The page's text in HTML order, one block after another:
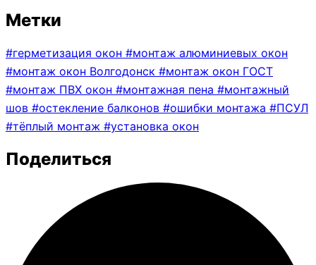
Метки
#герметизация окон #монтаж алюминиевых окон
#монтаж окон Волгодонск #монтаж окон ГОСТ
#монтаж ПВХ окон #монтажная пена #монтажный
шов #остекление балконов #ошибки монтажа #ПСУЛ
#тёплый монтаж #установка окон
Поделиться